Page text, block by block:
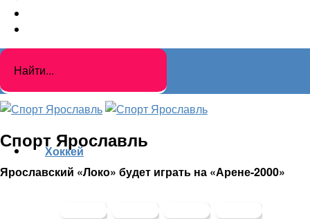
Спорт Ярославль
Ярославский «Локо» будет играть на «Арене-2000»
Хоккей